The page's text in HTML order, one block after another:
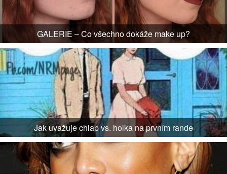
GALERIE – Co všechno dokáže make up?
Jak uvažuje chlap vs. holka na prvním rande